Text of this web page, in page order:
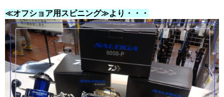
≪オフショア用スピニング≫より・・・